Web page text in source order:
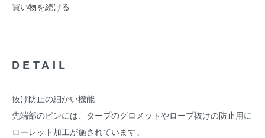
買い物を続ける
DETAIL
抜け防止の細かい機能
先端部のピンには、タープのグロメットやロープ抜けの防止用に
ローレット加工が施されています。